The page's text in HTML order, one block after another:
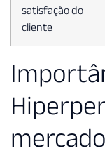
satisfação do
cliente